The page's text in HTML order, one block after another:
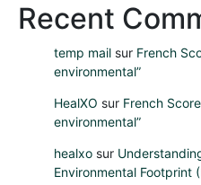
Recent
temp mail sur French
environmental”
HealXO sur French
environmental”
healxo sur
Environmental Footprint